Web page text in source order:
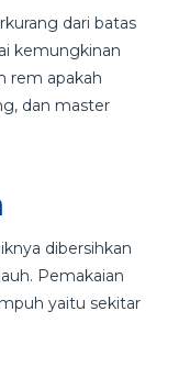
dari batas
kemungkinan
rem apakah
dan master
dibersihkan
Pemakaian
yaitu sekitar